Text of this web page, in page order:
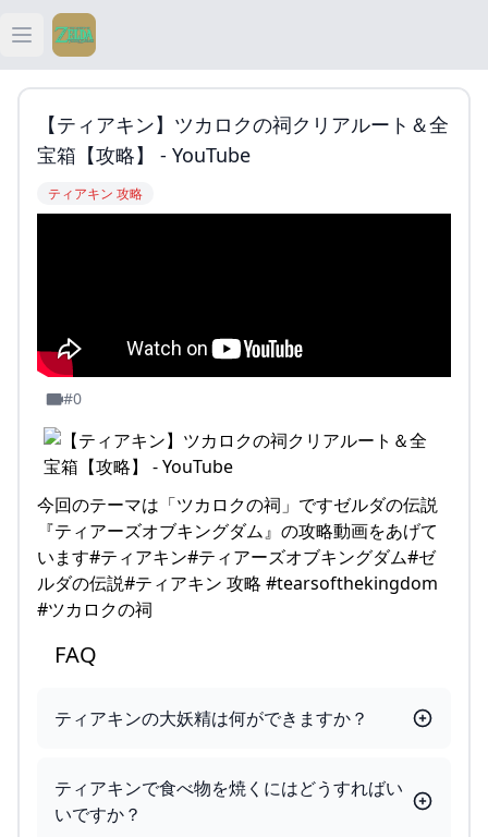
Open main menu
ティアキン
ティアキン 祠
【ティアキン】ツカロクの祠クリアルート＆全
宝箱【攻略】 - YouTube
ティアキン 攻略
#0
今回のテーマは「ツカロクの祠」ですゼルダの伝説
『ティアーズオブキングダム』の攻略動画をあげて
います#ティアキン#ティアーズオブキングダム#ゼ
ルダの伝説#ティアキン 攻略 #tearsofthekingdom
#ツカロクの祠
FAQ
ティアキンの大妖精は何ができますか？
ティアキンで食べ物を焼くにはどうすればい
いですか？